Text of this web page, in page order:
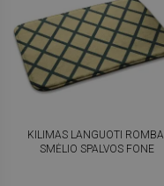
KILIMAS LANGUOTI ROMBAI
SMĖLIO SPALVOS FONE